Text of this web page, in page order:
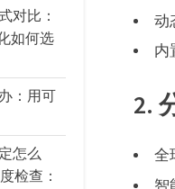
动
内
2.
全
智
对比：
如何选
：用可
怎么
检查：